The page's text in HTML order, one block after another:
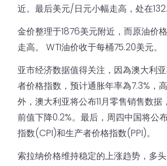
近。最后美元/日元小幅走高，处在
金价整理于1876美元附近，而原油价
走高。 WTI油价收于每桶75.20美元。
亚市经济数据值得关注，因為澳大利
者价格指数，预计通胀年率為7.3%，
外，澳大利亚将公布11月零售销售数据
前值下降0.2%。最后，周四中国将公
指数(CPI)和生产者价格指数(PPI)。
索拉纳价格维持稳定的上涨趋势，多